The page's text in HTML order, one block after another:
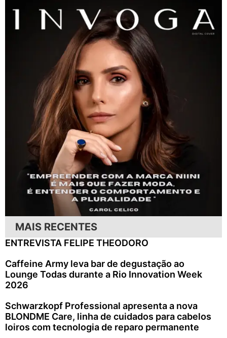
MAIS RECENTES
ENTREVISTA FELIPE THEODORO
Caffeine Army leva bar de degustação ao
Lounge Todas durante a Rio Innovation Week
2026
Schwarzkopf Professional apresenta a nova
BLONDME Care, linha de cuidados para cabelos
loiros com tecnologia de reparo permanente